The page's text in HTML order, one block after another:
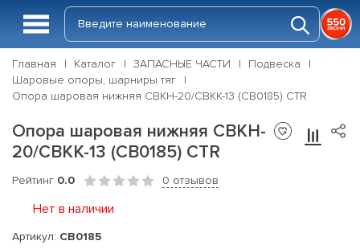
Главная Каталог ЗАПАСНЫЕ ЧАСТИ
Подвеска
Шаровые опоры, шарниры тяг
Опора шаровая нижняя CBKH-20/CBKK-13 (CB0185) CTR
Опора шаровая нижняя CBKH-
20/CBKK-13 (CB0185) CTR
Рейтинг 0.0 0 отзывов
Нет в наличии
Артикул: CB0185